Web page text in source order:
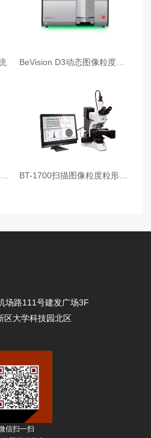
BeVision D3动态图像粒度粒形分析仪
BT-2900动态图像粒度粒形分析系统 BT-1700扫描图像粒度粒形分析系统
场路111号建发广场3F
区大学科技园北区
信扫一扫